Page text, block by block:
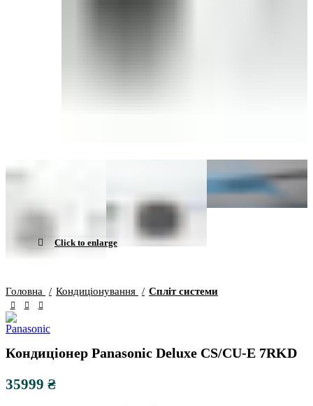
Click to enlarge
Головна Кондиціонування Спліт системи
Кондиціонер Panasonic Deluxe CS/CU-E 7RKD
₴